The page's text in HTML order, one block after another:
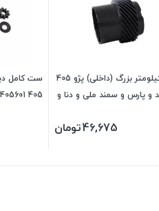
دنده کیلومتر بزرگ (داخلی) پژو 405
و پارس و سمند ملی و دنا و
46,675تومان
405 405601 جی ای اس پی